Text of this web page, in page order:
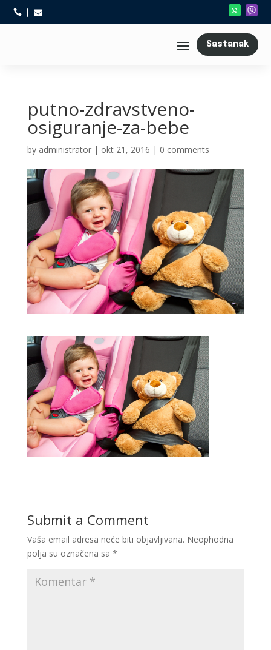
 
Sastanak
putno-zdravstveno-
osiguranje-za-bebe
by administrator| okt 21, 2016 | 0 comments
Submit a Comment
Vaša email adresa neće biti objavljivana. Neophodna
polja su označena sa *